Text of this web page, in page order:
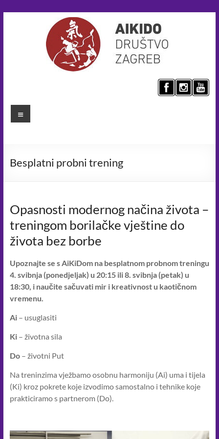
društvo
Zagreb
za
principima
u
svakodnevnom
životu
um
skladan
pronalazimo
miroljubiva
u
sukobima
i
svijet,
Menu
Besplatni probni trening
Opasnosti modernog načina života –
treningom borilačke vještine do
života bez borbe
Upoznajte se s AiKiDom na besplatnom probnom treningu
4. svibnja (ponedjeljak) u 20:15 ili 8. svibnja (petak) u
18:30, i naučite sačuvati mir i kreativnost u kaotičnom
vremenu.
Ai– usuglasiti
Ki– životna sila
Do– životni Put
Na treninzima vježbamo osobnu harmoniju (Ai) uma i tijela
(Ki) kroz pokrete koje izvodimo samostalno i tehnike koje
prakticiramo s partnerom (Do).